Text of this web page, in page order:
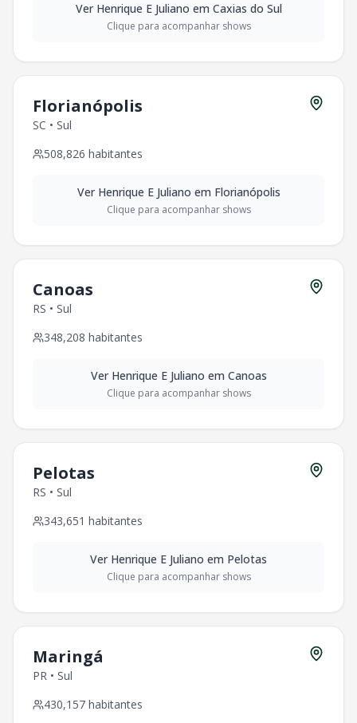
Ver Henrique E Juliano em Caxias do Sul
Clique para acompanhar shows
Florianópolis
SC • Sul
508,826 habitantes
Ver Henrique E Juliano em Florianópolis
Clique para acompanhar shows
Canoas
RS • Sul
348,208 habitantes
Ver Henrique E Juliano em Canoas
Clique para acompanhar shows
Pelotas
RS • Sul
343,651 habitantes
Ver Henrique E Juliano em Pelotas
Clique para acompanhar shows
Maringá
PR • Sul
430,157 habitantes